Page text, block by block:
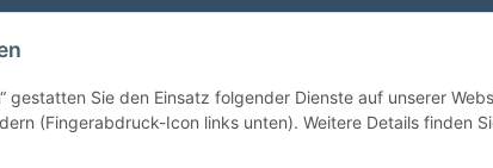
Datenschutz
gestatten Sie den Einsatz folgender Dienste auf unserer
(Fingerabdruck-Icon links unten). Weitere Details finden